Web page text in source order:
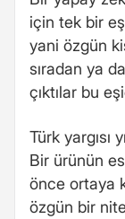
için tek bir
yani özgün
sıradan ya
çıktılar bu
Türk yargısı
Bir ürünün
önce ortaya
özgün bir